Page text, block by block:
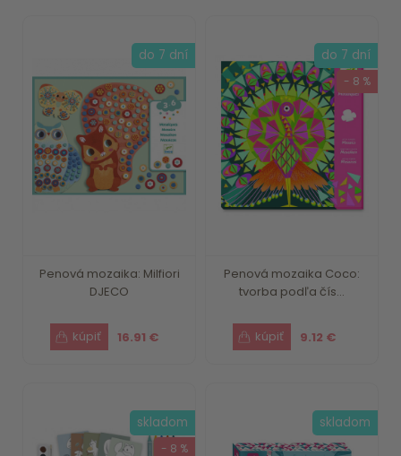
Penová mozaika: Milfiori
DJECO
16.91 €
do 7 dní
Penová mozaika Coco:
tvorba podľa čís...
9.12 €
do 7 dní
- 8 %
skladom
- 8 %
skladom